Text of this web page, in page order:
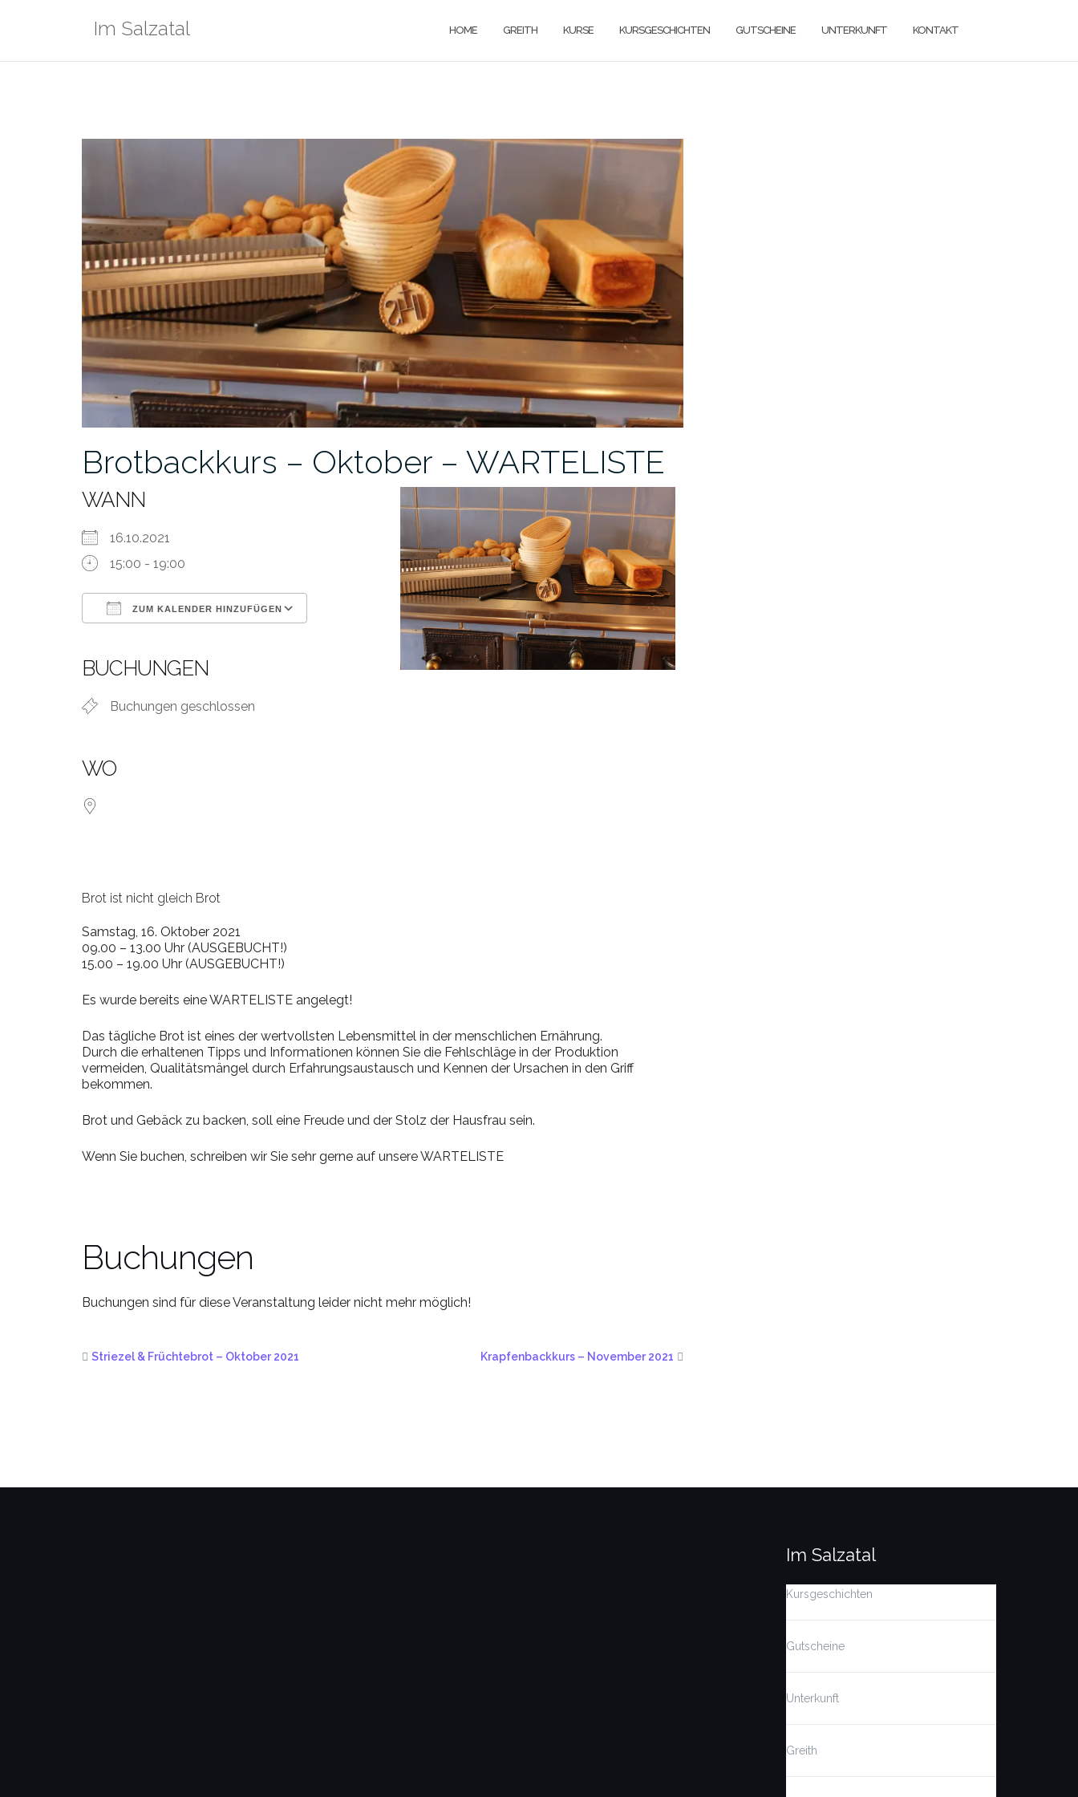
Im Salzatal HOME GREITH KURSE KURSGESCHICHTEN GUTSCHEINE UNTERKUNFT KONTAKT
Brotbackkurs – Oktober – WARTELISTE
WANN
16.10.2021
15:00 - 19:00
ZUM KALENDER HINZUFÜGEN
BUCHUNGEN
Buchungen geschlossen
WO
Brot ist nicht gleich Brot
Samstag, 16. Oktober 2021
09.00 – 13.00 Uhr (AUSGEBUCHT!)
15.00 – 19.00 Uhr (AUSGEBUCHT!)
Es wurde bereits eine WARTELISTE angelegt!
Das tägliche Brot ist eines der wertvollsten Lebensmittel in der menschlichen Ernährung.
Durch die erhaltenen Tipps und Informationen können Sie die Fehlschläge in der Produktion
vermeiden, Qualitätsmängel durch Erfahrungsaustausch und Kennen der Ursachen in den Griff
bekommen.
Brot und Gebäck zu backen, soll eine Freude und der Stolz der Hausfrau sein.
Wenn Sie buchen, schreiben wir Sie sehr gerne auf unsere WARTELISTE
Buchungen
Buchungen sind für diese Veranstaltung leider nicht mehr möglich!
Striezel & Früchtebrot – Oktober 2021 Krapfenbackkurs – November 2021
Im Salzatal
Kursgeschichten
Gutscheine
Unterkunft
Greith